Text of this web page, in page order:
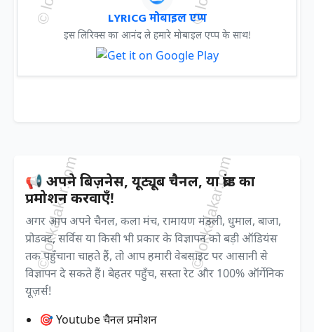
LYRICG मोबाइल एप्प
इस लिरिक्स का आनंद ले हमारे मोबाइल एप्प के साथ!
📢 अपने बिज़नेस, यूट्यूब चैनल, या ब्रांड का
प्रमोशन करवाएँ!
अगर आप अपने चैनल, कला मंच, रामायण मंडली, धुमाल, बाजा,
प्रोडक्ट, सर्विस या किसी भी प्रकार के विज्ञापन को बड़ी ऑडियंस
तक पहुँचाना चाहते हैं, तो आप हमारी वेबसाइट पर आसानी से
विज्ञापन दे सकते हैं। बेहतर पहुँच, सस्ता रेट और 100% ऑर्गेनिक
यूज़र्स!
🎯 Youtube चैनल प्रमोशन